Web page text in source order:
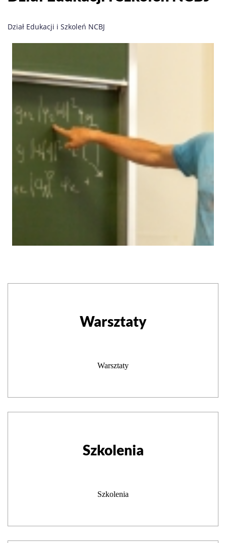
Dział Edukacji i Szkoleń NCBJ
Warsztaty
Warsztaty
Szkolenia
Szkolenia